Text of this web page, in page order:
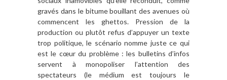
gravés dans le bitume bouillant des avenues où
commencent les ghettos. Pression de la
production ou plutôt refus d’appuyer un texte
trop politique, le scénario nomme juste ce qui
est le cœur du problème : les bulletins d’infos
servent à monopoliser l’attention des
spectateurs (le médium est toujours le